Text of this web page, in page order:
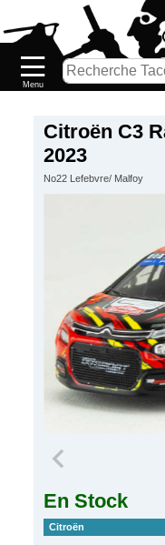
Citroën C3
2023
No22 Lefebvre/ Malfoy
En Stock
Citroën
Nouveautés
Catalogue/Stock
PETITS